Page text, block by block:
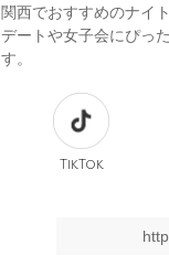
関西でおすすめのナイ
デートや女子会にぴっ
す。
TikTok